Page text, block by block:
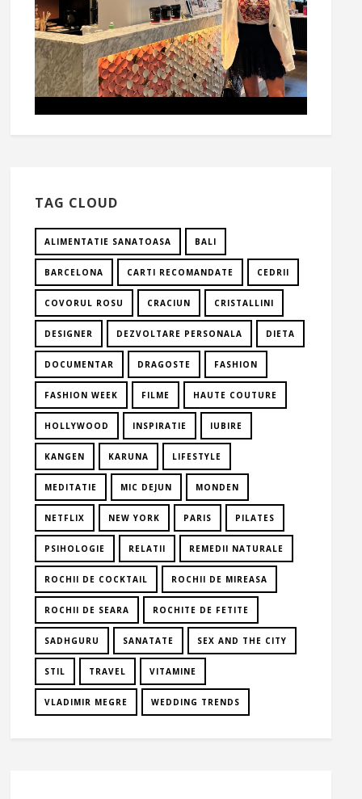
TAG CLOUD
ALIMENTATIE SANATOASA BALI
BARCELONA CARTI RECOMANDATE CEDRII
COVORUL ROSU CRACIUN CRISTALLINI
DESIGNER DEZVOLTARE PERSONALA DIETA
DOCUMENTAR DRAGOSTE FASHION
FASHION WEEK FILME HAUTE COUTURE
HOLLYWOOD INSPIRATIE IUBIRE
KANGEN KARUNA LIFESTYLE
MEDITATIE MIC DEJUN MONDEN
NETFLIX NEW YORK PARIS PILATES
PSIHOLOGIE RELATII REMEDII NATURALE
ROCHII DE COCKTAIL ROCHII DE MIREASA
ROCHII DE SEARA ROCHITE DE FETITE
SADHGURU SANATATE SEX AND THE CITY
STIL TRAVEL VITAMINE
VLADIMIR MEGRE WEDDING TRENDS